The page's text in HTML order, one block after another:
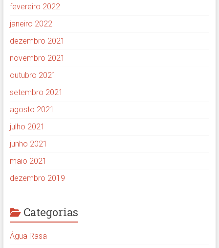
fevereiro 2022
janeiro 2022
dezembro 2021
novembro 2021
outubro 2021
setembro 2021
agosto 2021
julho 2021
junho 2021
maio 2021
dezembro 2019
Categorias
Água Rasa